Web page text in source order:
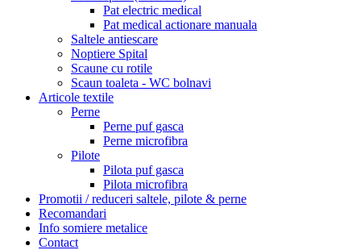
Pat electric medical
Pat medical actionare manuala
Saltele antiescare
Noptiere Spital
Scaune cu rotile
Scaun toaleta - WC bolnavi
Articole textile
Perne
Perne puf gasca
Perne microfibra
Pilote
Pilota puf gasca
Pilota microfibra
Promotii / reduceri saltele, pilote & perne
Recomandari
Info somiere metalice
Contact